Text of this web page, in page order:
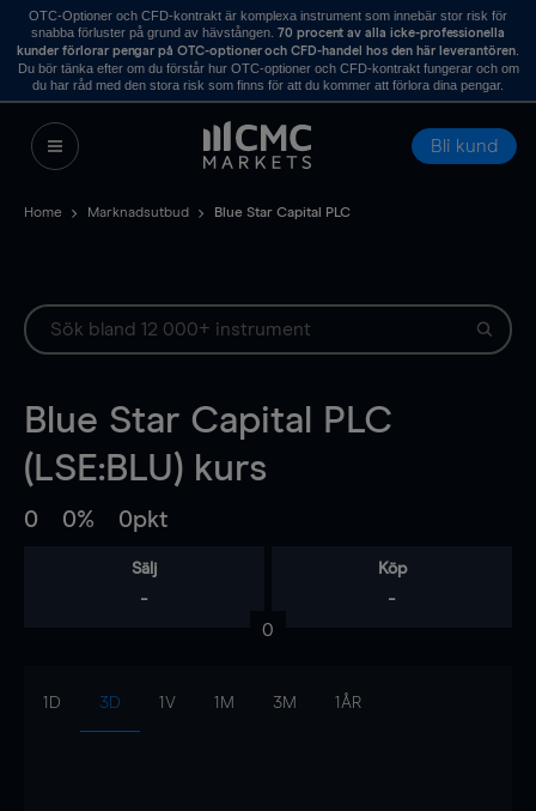
OTC-Optioner och CFD-kontrakt är komplexa instrument som innebär stor risk för
snabba förluster på grund av hävstången. 70 procent av alla icke-professionella
kunder förlorar pengar på OTC-optioner och CFD-handel hos den här leverantören.
Du bör tänka efter om du förstår hur OTC-optioner och CFD-kontrakt fungerar och om
du har råd med den stora risk som finns för att du kommer att förlora dina pengar.
Bli kund
Home Marknadsutbud Blue Star Capital PLC
Blue Star Capital PLC
(LSE:BLU) kurs
0 0% 0pkt
Sälj
-
Köp
-
0
1D 3D 1V 1M 3M 1ÅR